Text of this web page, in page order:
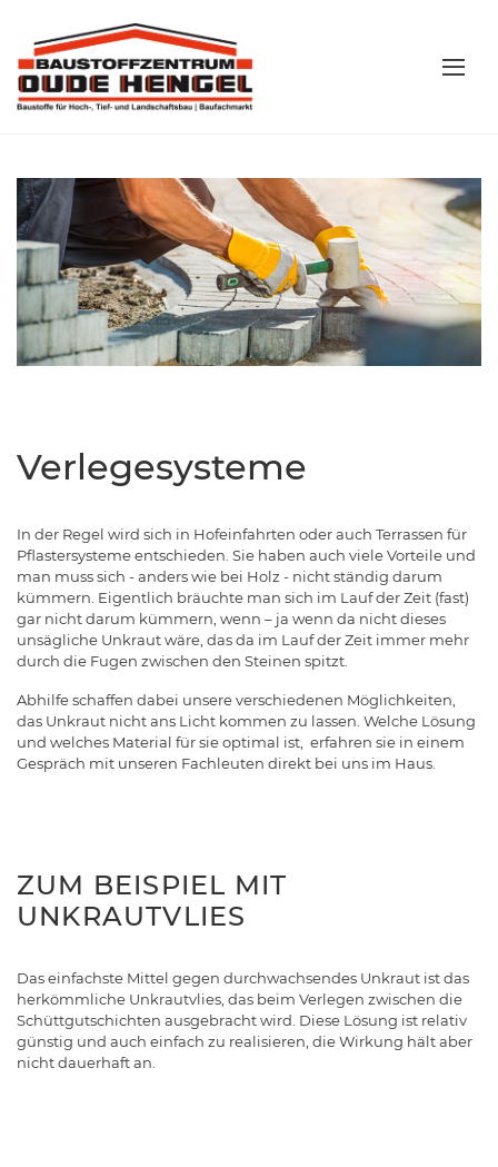
Verlegesysteme
In der Regel wird sich in Hofeinfahrten oder auch Terrassen für
Pflastersysteme entschieden. Sie haben auch viele Vorteile und
man muss sich - anders wie bei Holz - nicht ständig darum
kümmern. Eigentlich bräuchte man sich im Lauf der Zeit (fast)
gar nicht darum kümmern, wenn – ja wenn da nicht dieses
unsägliche Unkraut wäre, das da im Lauf der Zeit immer mehr
durch die Fugen zwischen den Steinen spitzt.
Abhilfe schaffen dabei unsere verschiedenen Möglichkeiten,
das Unkraut nicht ans Licht kommen zu lassen. Welche Lösung
und welches Material für sie optimal ist, erfahren sie in einem
Gespräch mit unseren Fachleuten direkt bei uns im Haus.
ZUM BEISPIEL MIT
UNKRAUTVLIES
Das einfachste Mittel gegen durchwachsendes Unkraut ist das
herkömmliche Unkrautvlies, das beim Verlegen zwischen die
Schüttgutschichten ausgebracht wird. Diese Lösung ist relativ
günstig und auch einfach zu realisieren, die Wirkung hält aber
nicht dauerhaft an.